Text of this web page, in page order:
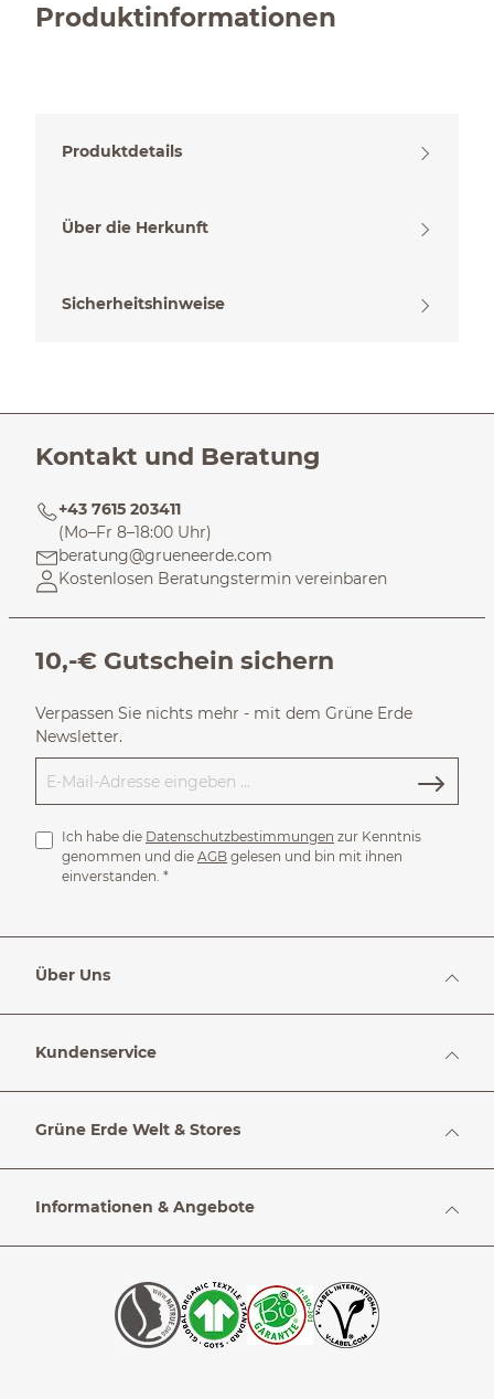
Produktinformationen
Produktdetails
Über die Herkunft
Sicherheitshinweise
Kontakt und Beratung
+43 7615 203411
(Mo–Fr 8–18:00 Uhr)
beratung@grueneerde.com
Kostenlosen Beratungstermin vereinbaren
10,-€ Gutschein sichern
Verpassen Sie nichts mehr - mit dem Grüne Erde
Newsletter.
Ich habe die Datenschutzbestimmungen zur Kenntnis
genommen und die AGB gelesen und bin mit ihnen
einverstanden. *
Über Uns
Kundenservice
Grüne Erde Welt & Stores
Informationen & Angebote